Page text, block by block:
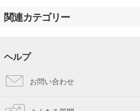
関連カテゴリー
ヘルプ
お問い合わせ